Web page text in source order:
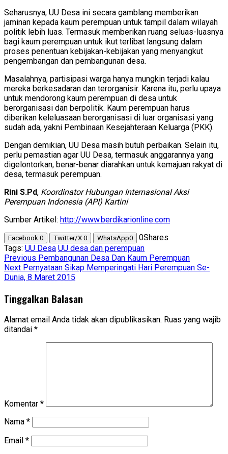
Seharusnya, UU Desa ini secara gamblang memberikan
jaminan kepada kaum perempuan untuk tampil dalam wilayah
politik lebih luas. Termasuk memberikan ruang seluas-luasnya
bagi kaum perempuan untuk ikut terlibat langsung dalam
proses penentuan kebijakan-kebijakan yang menyangkut
pengembangan dan pembangunan desa.
Masalahnya, partisipasi warga hanya mungkin terjadi kalau
mereka berkesadaran dan terorganisir. Karena itu, perlu upaya
untuk mendorong kaum perempuan di desa untuk
berorganisasi dan berpolitik. Kaum perempuan harus
diberikan keleluasaan berorganisasi di luar organisasi yang
sudah ada, yakni Pembinaan Kesejahteraan Keluarga (PKK).
Dengan demikian, UU Desa masih butuh perbaikan. Selain itu,
perlu pemastian agar UU Desa, termasuk anggarannya yang
digelontorkan, benar-benar diarahkan untuk kemajuan rakyat di
desa, termasuk perempuan.
Rini S.Pd, Koordinator Hubungan Internasional Aksi
Perempuan Indonesia (API) Kartini
Sumber Artikel: http://www.berdikarionline.com
Facebook 0 Twitter/X 0 WhatsApp0 0Shares
Tags: UU Desa UU desa dan perempuan
Post
navigation
Previous Pembangunan Desa Dan Kaum Perempuan
Next Pernyataan Sikap Memperingati Hari Perempuan Se-
Dunia, 8 Maret 2015
Tinggalkan Balasan
Alamat email Anda tidak akan dipublikasikan. Ruas yang wajib
ditandai *
Komentar *
Nama *
Email *